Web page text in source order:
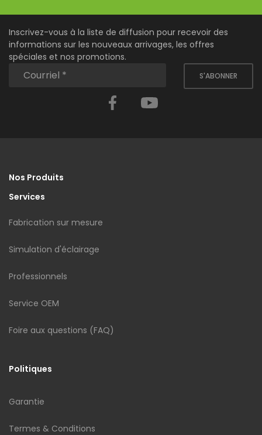
Inscrivez-vous à la liste de diffusion pour recevoir des
informations sur les nouveaux arrivages, les offres
spéciales et nos promotions.
S'ABONNER
Facebook
Nos Produits
Services
Fabrication sur mesure
Simulation d'éclairage
Professionnels
Service OEM
Foire aux questions (FAQ)
Politiques
Garantie
Termes & Conditions